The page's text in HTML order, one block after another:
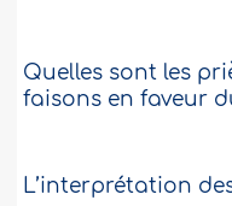
Quelles sont les
faisons en faveur
L’interprétation